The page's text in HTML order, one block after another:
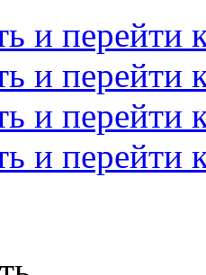
и перейти
и перейти
и перейти
и перейти